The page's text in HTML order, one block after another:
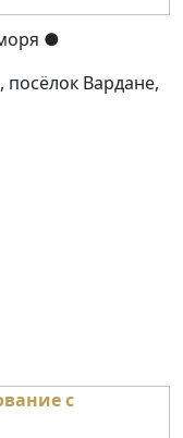
●
посёлок Вардане,